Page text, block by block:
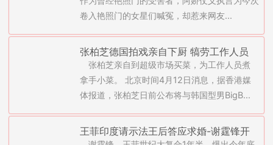
卷入艳照门的女星们喊冤，却惹来网友...
张柏芝德国拍戏亲自下厨 犒劳工作人员
张柏芝亲自到超级市场买菜，为工作人员煮
拿手小菜。 北京时间4月12日消息，据香港媒
体报道，张柏芝日前公布将与韩国型男BigB...
王菲印度请示法王后答应求婚-谢霆锋开